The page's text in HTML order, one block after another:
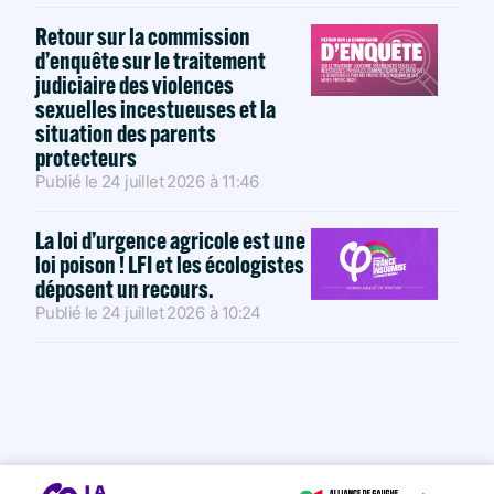
Retour sur la commission
d’enquête sur le traitement
judiciaire des violences
sexuelles incestueuses et la
situation des parents
protecteurs
Publié le 24 juillet 2026 à 11:46
La loi d’urgence agricole est une
loi poison ! LFI et les écologistes
déposent un recours.
Publié le 24 juillet 2026 à 10:24